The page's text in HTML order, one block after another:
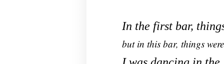
In the first bar,
but in this bar, things